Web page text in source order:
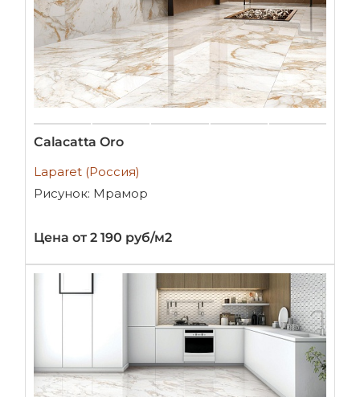
Calacatta Oro
Laparet (Россия)
Рисунок: Мрамор
Цена от 2 190 руб/м2